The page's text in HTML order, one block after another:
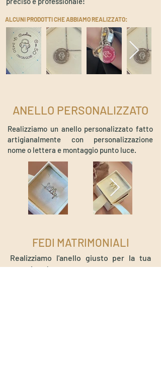
ALCUNI PRODOTTI CHE ABBIAMO REALIZZATO:
ANELLO PERSONALIZZATO
Realizziamo un anello personalizzato fatto
artigianalmente con personalizzazione
nome o lettera e montaggio punto luce.
Realizziamo l'anello giusto per la tua
occasione!
FEDI MATRIMONIALI